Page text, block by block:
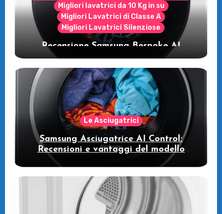
Migliori lavatrici da 10 Kg in su
Migliori Lavatrici di Classe A
Migliori Lavatrici Silenziose
Recensione Samsung Bespoke AI
WW11DB7B94GE/U3: la lavatrice
intelligente che fa risparmiare
Le Asciugatrici
Samsung Asciugatrice AI Control:
Recensioni e vantaggi del modello